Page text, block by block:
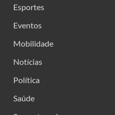
Esportes
Eventos
Mobilidade
Notícias
Política
Saúde